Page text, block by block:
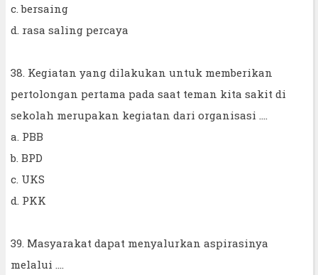
c. bersaing
d. rasa saling percaya
38. Kegiatan yang dilakukan untuk memberikan
pertolongan pertama pada saat teman kita sakit di
sekolah merupakan kegiatan dari organisasi ....
a. PBB
b. BPD
c. UKS
d. PKK
39. Masyarakat dapat menyalurkan aspirasinya
melalui ....